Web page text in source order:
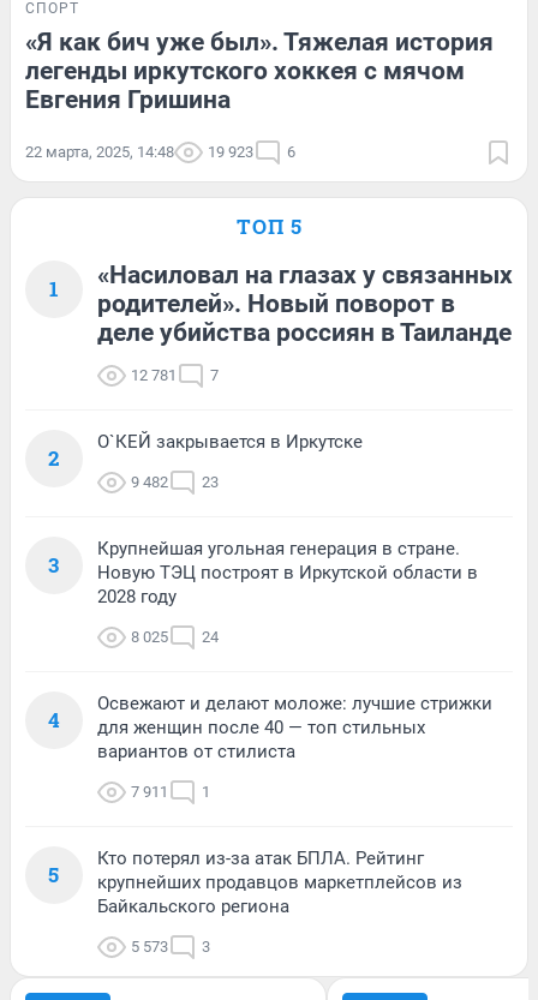
СПОРТ
«Я как бич уже был». Тяжелая история
легенды иркутского хоккея с мячом
Евгения Гришина
22 марта, 2025, 14:48 19 923 6
ТОП 5
1
«Насиловал на глазах у связанных
родителей». Новый поворот в
деле убийства россиян в Таиланде
12 781 7
2
О`КЕЙ закрывается в Иркутске
9 482 23
3
Крупнейшая угольная генерация в стране.
Новую ТЭЦ построят в Иркутской области в
2028 году
8 025 24
4
Освежают и делают моложе: лучшие стрижки
для женщин после 40 — топ стильных
вариантов от стилиста
7 911 1
5
Кто потерял из-за атак БПЛА. Рейтинг
крупнейших продавцов маркетплейсов из
Байкальского региона
5 573 3